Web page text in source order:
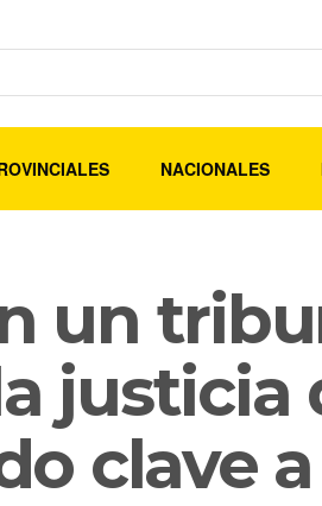
NACIONALES
un
justicia
clave